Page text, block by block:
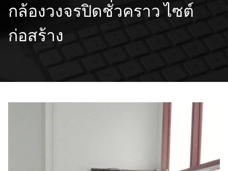
กล้องวงจรปิดชั่วคราว ไซต์
ก่อสร้าง